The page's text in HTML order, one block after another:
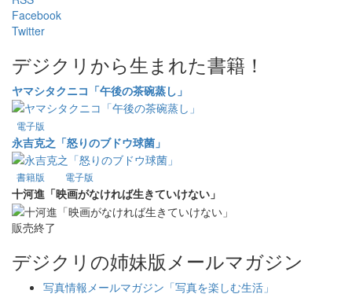
Facebook
Twitter
デジクリから生まれた書籍！
ヤマシタクニコ「午後の茶碗蒸し」
電子版
永吉克之「怒りのブドウ球菌」
書籍版 電子版
十河進「映画がなければ生きていけない」
販売終了
デジクリの姉妹版メールマガジン
写真情報メールマガジン「写真を楽しむ生活」